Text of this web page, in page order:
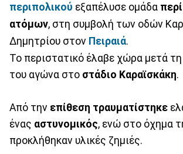
περιπολικού εξαπέλυσε ομάδα
ατόμων, στη συμβολή των οδών
Δημητρίου στον Πειραιά.
Το περιστατικό έλαβε χώρα μετά τη
του αγώνα στο στάδιο Καραϊσκάκη.
Από την επίθεση τραυματίστηκε
ένας αστυνομικός, ενώ στο όχημα
προκλήθηκαν υλικές ζημιές.